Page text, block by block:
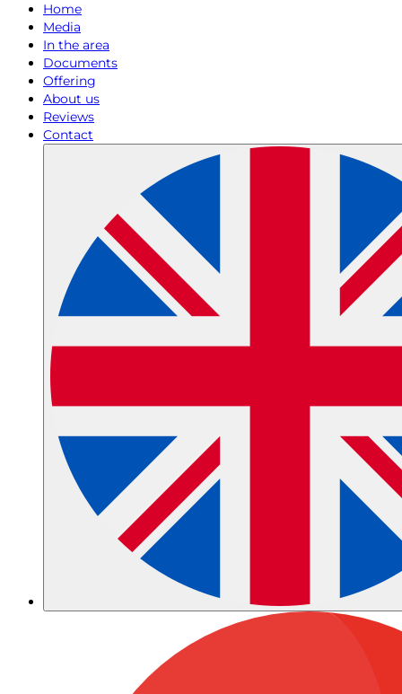
Home
Media
In the area
Documents
Offering
About us
Reviews
Contact